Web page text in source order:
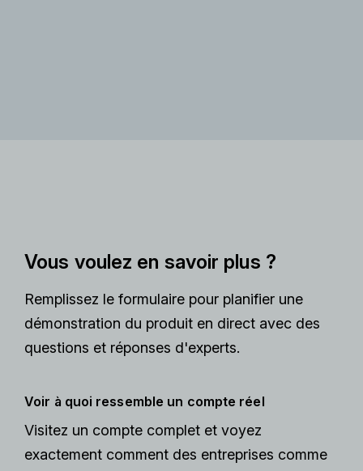
Vous voulez en savoir plus ?
Remplissez le formulaire pour planifier une
démonstration du produit en direct avec des
questions et réponses d'experts.
Voir à quoi ressemble un compte réel
Visitez un compte complet et voyez
exactement comment des entreprises comme